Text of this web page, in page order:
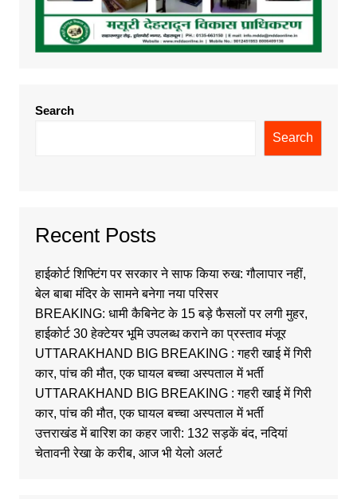
Search
Search
Recent Posts
हाईकोर्ट शिफ्टिंग पर सरकार ने साफ किया रुख: गौलापार नहीं,
बेल बाबा मंदिर के सामने बनेगा नया परिसर
BREAKING: धामी कैबिनेट के 15 बड़े फैसलों पर लगी मुहर,
हाईकोर्ट 30 हेक्टेयर भूमि उपलब्ध कराने का प्रस्ताव मंजूर
UTTARAKHAND BIG BREAKING : गहरी खाई में गिरी
कार, पांच की मौत, एक घायल बच्चा अस्पताल में भर्ती
UTTARAKHAND BIG BREAKING : गहरी खाई में गिरी
कार, पांच की मौत, एक घायल बच्चा अस्पताल में भर्ती
उत्तराखंड में बारिश का कहर जारी: 132 सड़कें बंद, नदियां
चेतावनी रेखा के करीब, आज भी येलो अलर्ट